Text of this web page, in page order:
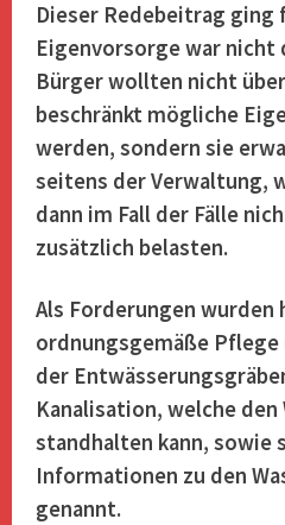
Dieser Redebeitrag ging
Eigenvorsorge war nicht
Bürger wollten nicht
beschränkt mögliche
werden, sondern sie
seitens der Verwaltung,
dann im Fall der Fälle
zusätzlich belasten.
Als Forderungen wurden
ordnungsgemäße
der
Kanalisation, welche den
standhalten kann, sowie
Informationen zu den
genannt.